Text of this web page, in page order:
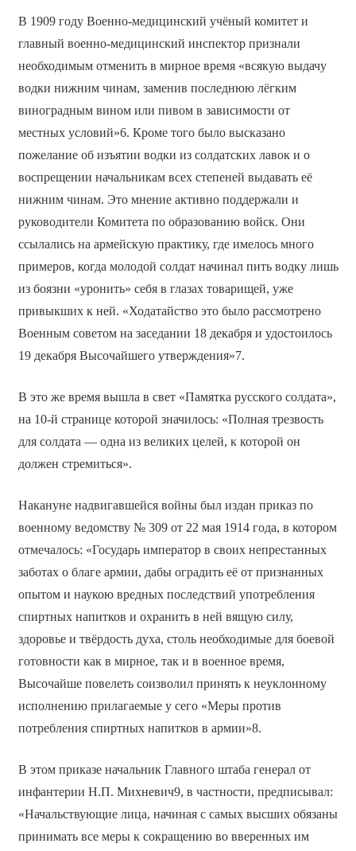
В 1909 году Военно-медицинский учёный комитет и
главный военно-медицинский инспектор признали
необходимым отменить в мирное время «всякую выдачу
водки нижним чинам, заменив последнюю лёгким
виноградным вином или пивом в зависимости от
местных условий»6. Кроме того было высказано
пожелание об изъятии водки из солдатских лавок и о
воспрещении начальникам всех степеней выдавать её
нижним чинам. Это мнение активно поддержали и
руководители Комитета по образованию войск. Они
ссылались на армейскую практику, где имелось много
примеров, когда молодой солдат начинал пить водку лишь
из боязни «уронить» себя в глазах товарищей, уже
привыкших к ней. «Ходатайство это было рассмотрено
Военным советом на заседании 18 декабря и удостоилось
19 декабря Высочайшего утверждения»7.
В это же время вышла в свет «Памятка русского солдата»,
на 10-й странице которой значилось: «Полная трезвость
для солдата — одна из великих целей, к которой он
должен стремиться».
Накануне надвигавшейся войны был издан приказ по
военному ведомству № 309 от 22 мая 1914 года, в котором
отмечалось: «Государь император в своих непрестанных
заботах о благе армии, дабы оградить её от признанных
опытом и наукою вредных последствий употребления
спиртных напитков и охранить в ней вящую силу,
здоровье и твёрдость духа, столь необходимые для боевой
готовности как в мирное, так и в военное время,
Высочайше повелеть соизволил принять к неуклонному
исполнению прилагаемые у сего «Меры против
потребления спиртных напитков в армии»8.
В этом приказе начальник Главного штаба генерал от
инфантерии Н.П. Михневич9, в частности, предписывал:
«Начальствующие лица, начиная с самых высших обязаны
принимать все меры к сокращению во вверенных им